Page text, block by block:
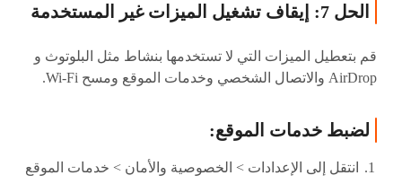
الحل 7: إيقاف تشغيل الميزات غير المستخدمة
قم بتعطيل الميزات التي لا تستخدمها بنشاط مثل البلوتوث و
AirDrop والاتصال الشخصي وخدمات الموقع ومسح Wi-Fi.
لضبط خدمات الموقع:
انتقل إلى الإعدادات > الخصوصية والأمان > خدمات الموقع